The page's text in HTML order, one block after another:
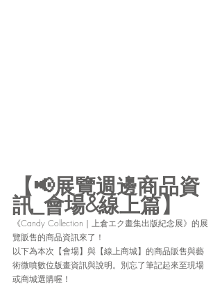
【📢展覽週邊商品資
訊_會場&線上篇】
《Candy Collection｜上倉エク畫集出版紀念展》的展
覽販售的商品資訊來了！
以下為本次【會場】與【線上商城】的商品販售與藝
術微噴數位版畫資訊與說明。別忘了筆記起來至現場
或商城選購喔！